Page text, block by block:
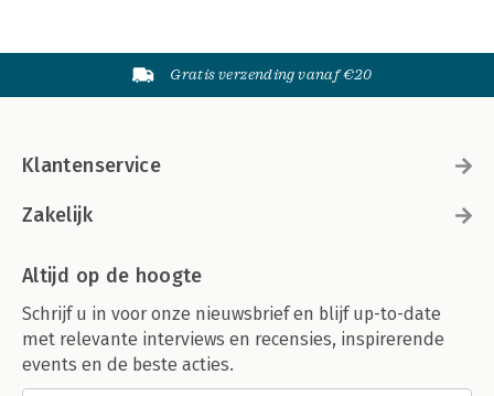
Gratis verzending vanaf €20
Klantenservice
Zakelijk
Altijd op de hoogte
Schrijf u in voor onze nieuwsbrief en blijf up-to-date
met relevante interviews en recensies, inspirerende
events en de beste acties.